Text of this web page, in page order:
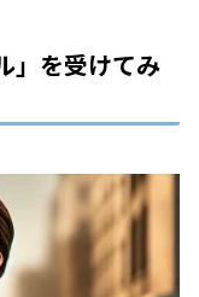
」を受けてみ